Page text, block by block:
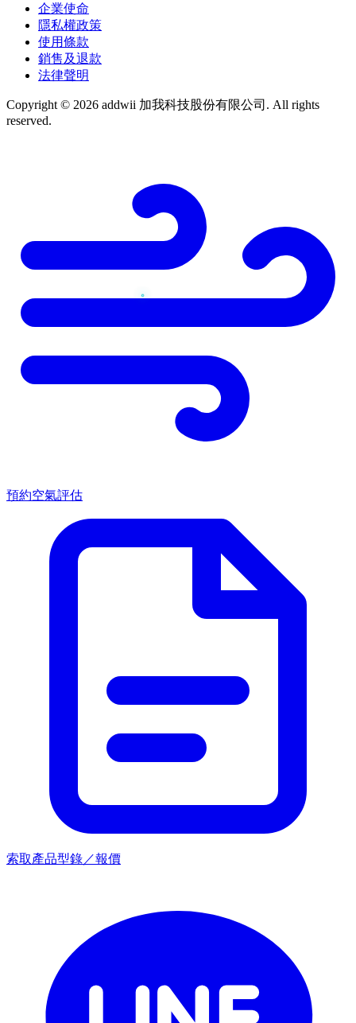
企業使命
隱私權政策
使用條款
銷售及退款
法律聲明
Copyright © 2026 addwii 加我科技股份有限公司. All rights
reserved.
預約空氣評估
索取產品型錄／報價